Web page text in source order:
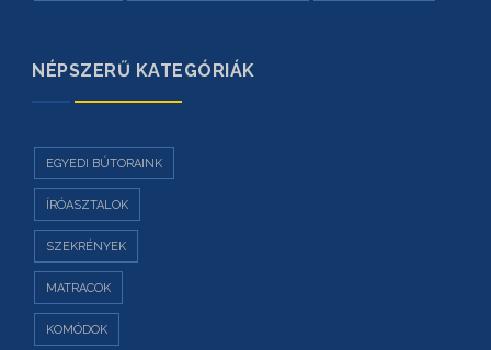
NÉPSZERŰ KATEGÓRIÁK
EGYEDI BÚTORAINK
ÍRÓASZTALOK
SZEKRÉNYEK
MATRACOK
KOMÓDOK